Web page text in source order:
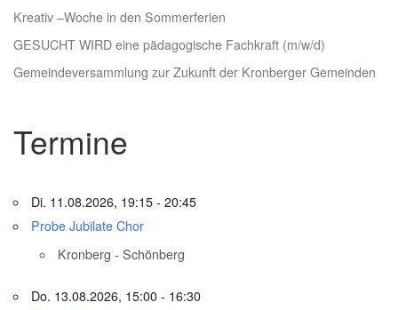
Kreativ –Woche in den Sommerferien
GESUCHT WIRD eine pädagogische Fachkraft (m/w/d)
Gemeindeversammlung zur Zukunft der Kronberger Gemeinden
Termine
Di. 11.08.2026, 19:15 - 20:45
Probe Jubilate Chor
Kronberg - Schönberg
Do. 13.08.2026, 15:00 - 16:30